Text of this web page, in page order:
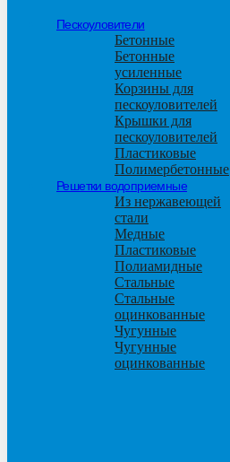
Пескоуловители
Бетонные
Бетонные
усиленные
Корзины для
пескоуловителей
Крышки для
пескоуловителей
Пластиковые
Полимербетонные
Решетки водоприемные
Из нержавеющей
стали
Медные
Пластиковые
Полиамидные
Стальные
Стальные
оцинкованные
Чугунные
Чугунные
оцинкованные